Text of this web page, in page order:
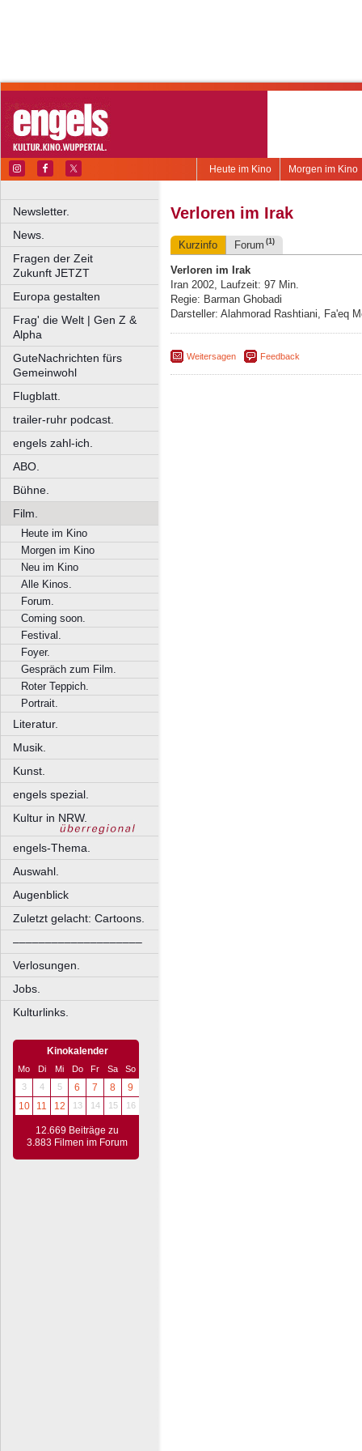
Morgen im Kino
Heute im Kino
Newsletter.
News.
Fragen der Zeit
Zukunft JETZT
Europa gestalten
Frag' die Welt | Gen Z &
Alpha
GuteNachrichten fürs
Gemeinwohl
Flugblatt.
trailer-ruhr podcast.
engels zahl-ich.
ABO.
Bühne.
Film.
Heute im Kino
Morgen im Kino
Neu im Kino
Alle Kinos.
Forum.
Coming soon.
Festival.
Foyer.
Gespräch zum Film.
Roter Teppich.
Portrait.
Literatur.
Musik.
Kunst.
engels spezial.
Kultur in NRW.
engels-Thema.
Auswahl.
Augenblick
Zuletzt gelacht: Cartoons.
––––––––––––––––––––
Verlosungen.
Jobs.
Kulturlinks.
Kinokalender
Mo Di Mi Do Fr Sa
So
3
4 5 6 7 8
9
10
11 12 13 14 15 16
12.669 Beiträge zu
3.883 Filmen im Forum
Verloren im Irak
Kurzinfo Forum (1)
Verloren im Irak
Iran 2002, Laufzeit: 97 Min.
Regie: Barman Ghobadi
Darsteller: Alahmorad Rashtiani, Fa'eq
Weitersagen Feedback